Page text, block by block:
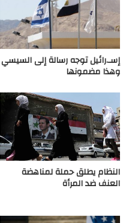
إسـ.رائيل توجه رسالة إلى السيسي
وهذا مضمونها
النظام يطلق حملة لمناهضة
العنف ضد المرأة